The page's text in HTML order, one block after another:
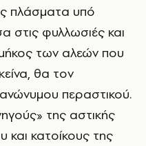
πλάσματα υπό
στις φυλλωσιές και
των αλεών που
θα τον
περαστικού.
της αστικής
και κατοίκους της